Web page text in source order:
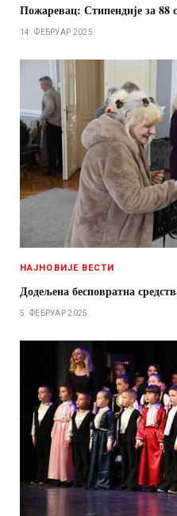
Пожаревац: Стипендије за 88
14. ФЕБРУАР 2025.
НАЈНОВИЈЕ ВЕСТИ
Додељена бесповратна
5. ФЕБРУАР 2025.